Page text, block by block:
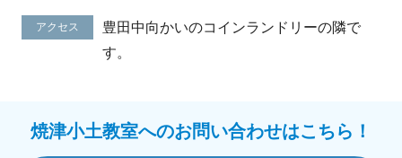
アクセス
豊田中向かいのコインランドリーの隣で
す。
焼津小土教室へのお問い合わせはこちら！